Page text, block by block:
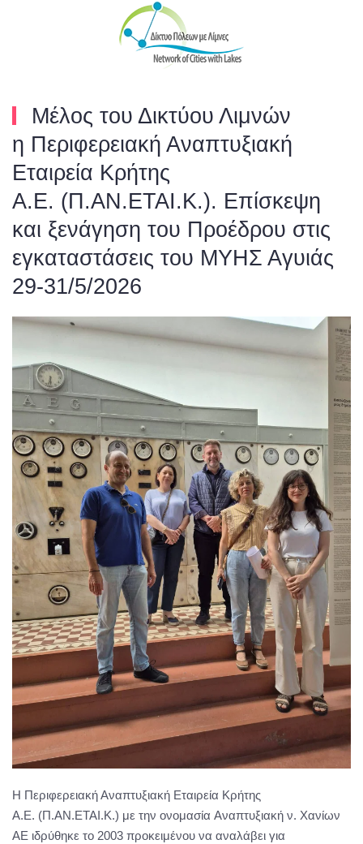
Skip to main content
Μέλος του Δικτύου Λιμνών
η Περιφερειακή Αναπτυξιακή
Εταιρεία Κρήτης
Α.Ε. (Π.ΑΝ.ΕΤΑΙ.Κ.). Επίσκεψη
και ξενάγηση του Προέδρου στις
εγκαταστάσεις του ΜΥΗΣ Αγυιάς
29-31/5/2026
Η Περιφερειακή Αναπτυξιακή Εταιρεία Κρήτης
Α.Ε. (Π.ΑΝ.ΕΤΑΙ.Κ.) με την ονομασία Αναπτυξιακή ν. Χανίων
ΑΕ ιδρύθηκε το 2003 προκειμένου να αναλάβει για